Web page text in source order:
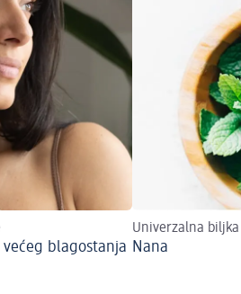
blagostanja
Univerzalna
Nana